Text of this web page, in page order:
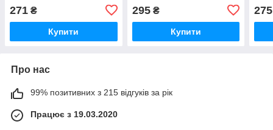
271 ₴
Купити
гніздо/4.0x1.35-штекер)
PD100W
295₴
Купити
275
Про нас
99% позитивних з 215 відгуків за рік
Працює з 19.03.2020